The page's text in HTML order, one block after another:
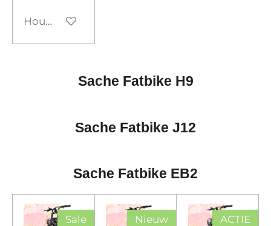
Houd mij op de hoogte
Sache Fatbike H9
Sache Fatbike J12
Sache Fatbike EB2
Sale Nieuw ACTIE